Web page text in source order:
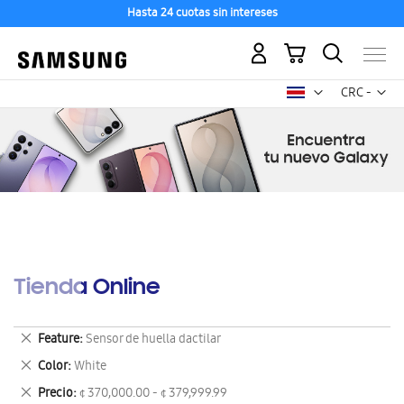
Hasta 24 cuotas sin intereses
CRC -
colón
Mi carrito
Tienda Online
Feature Sensor de huella dactilar
Eliminar
este
artículo
Color White
Eliminar
este
Precio ¢ 370,000.00 - ¢ 379,999.99
Eliminar